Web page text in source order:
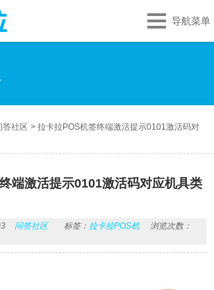
导航菜单
答社区 >拉卡拉POS机签终端激活提示0101激活码对
端激活提示0101激活码对应机具类
问答社区 标签： 拉卡拉POS机
浏览次数：